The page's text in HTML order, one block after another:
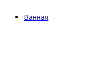
Ванная